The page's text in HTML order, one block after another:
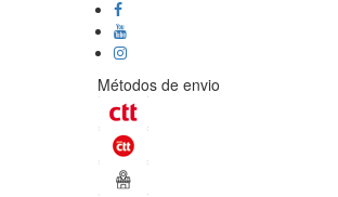
Métodos de envio